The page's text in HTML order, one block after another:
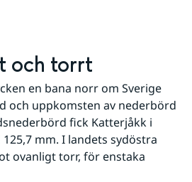
och torrt
en bana norr om Sverige
och uppkomsten av nederbörd
fick Katterjåkk i
mm. I landets sydöstra
ovanligt torr, för enstaka